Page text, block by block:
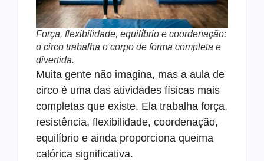
Força, flexibilidade, equilíbrio e coordenação:
o circo trabalha o corpo de forma completa e
divertida.
Muita gente não imagina, mas a aula de
circo é uma das atividades físicas mais
completas que existe. Ela trabalha força,
resistência, flexibilidade, coordenação,
equilíbrio e ainda proporciona queima
calórica significativa.